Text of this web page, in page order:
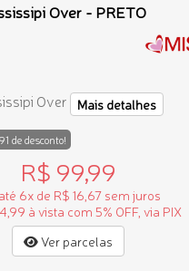
Over - PRETO
Over Mais detalhes
de desconto!
R$ 99,99
6x de R$ 16,67 sem juros
à vista com 5% OFF, via PIX
Ver parcelas